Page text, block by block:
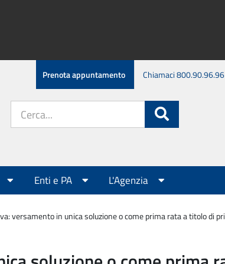
Prenota appuntamento Chiamaci 800.90.96.96
sito:
Enti e PA L'Agenzia
versamento in unica soluzione o come prima rata a titolo di